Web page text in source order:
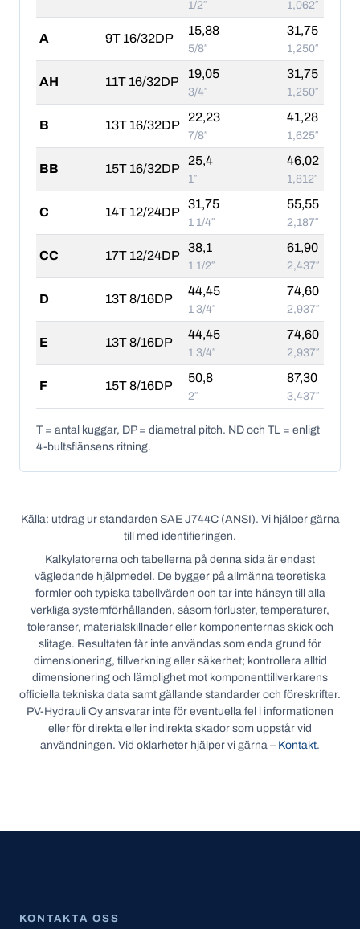
1/2″ 1,062″
A 9T 16/32DP
15,88
5/8″
31,75
1,250″
AH 11T 16/32DP
19,05
3/4″
31,75
1,250″
B 13T 16/32DP
22,23
7/8″
41,28
1,625″
BB 15T 16/32DP
25,4
1″
46,02
1,812″
C 14T 12/24DP
31,75
1 1/4″
55,55
2,187″
CC 17T 12/24DP
38,1
1 1/2″
61,90
2,437″
D 13T 8/16DP
44,45
1 3/4″
74,60
2,937″
E 13T 8/16DP
44,45
1 3/4″
74,60
2,937″
F 15T 8/16DP
50,8
2″
87,30
3,437″
T = antal kuggar, DP = diametral pitch. ND och TL = enligt
4-bultsflänsens ritning.
Källa: utdrag ur standarden SAE J744C (ANSI). Vi hjälper gärna
till med identifieringen.
Kalkylatorerna och tabellerna på denna sida är endast
vägledande hjälpmedel. De bygger på allmänna teoretiska
formler och typiska tabellvärden och tar inte hänsyn till alla
verkliga systemförhållanden, såsom förluster, temperaturer,
toleranser, materialskillnader eller komponenternas skick och
slitage. Resultaten får inte användas som enda grund för
dimensionering, tillverkning eller säkerhet; kontrollera alltid
dimensionering och lämplighet mot komponenttillverkarens
officiella tekniska data samt gällande standarder och föreskrifter.
PV-Hydrauli Oy ansvarar inte för eventuella fel i informationen
eller för direkta eller indirekta skador som uppstår vid
användningen. Vid oklarheter hjälper vi gärna – Kontakt.
KONTAKTA OSS